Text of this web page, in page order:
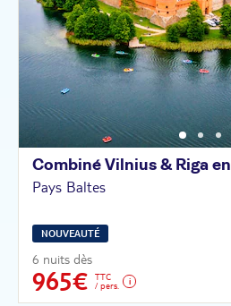
Combiné Vilnius & Riga en
Pays Baltes
NOUVEAUTÉ
6 nuits dès
965€
TTC
/ pers.